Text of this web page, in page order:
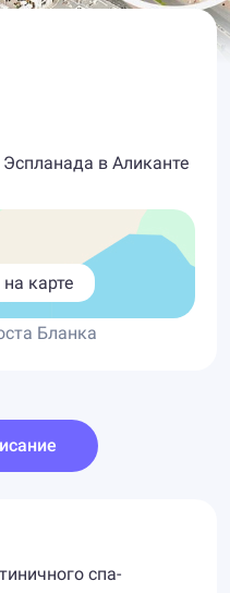
в Аликанте
карте
Бланка
спа-